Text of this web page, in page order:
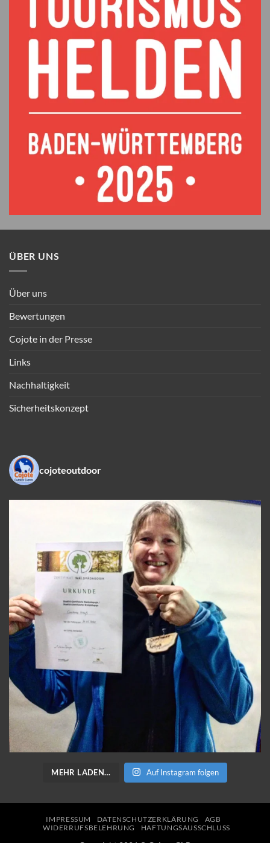
ÜBER UNS
Über uns
Bewertungen
Cojote in der Presse
Links
Nachhaltigkeit
Sicherheitskonzept
cojoteoutdoor
MEHR LADEN… Auf Instagram folgen
IMPRESSUM DATENSCHUTZERKLÄRUNG
AGB
WIDERRUFSBELEHRUNG
HAFTUNGSAUSSCHLUSS